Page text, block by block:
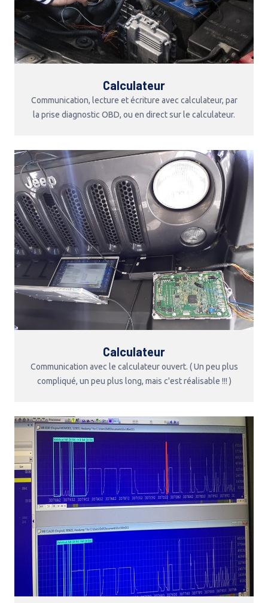
Calculateur
Communication, lecture et écriture avec calculateur, par
la prise diagnostic OBD, ou en direct sur le calculateur.
Calculateur
Communication avec le calculateur ouvert. ( Un peu plus
compliqué, un peu plus long, mais c'est réalisable !!! )